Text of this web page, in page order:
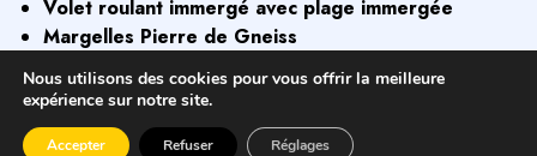
Volet roulant immergé avec plage immergée
Margelles Pierre de Gneiss
Traitement automatique au SEL
Cuisine extérieure
Garde corps inox
Nous utilisons des cookies pour vous offrir la meilleure
expérience sur notre site.
Accepter Refuser Réglages